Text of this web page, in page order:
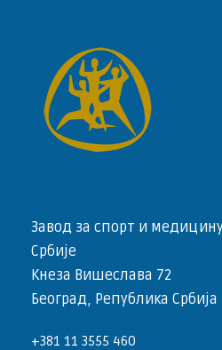
Завод за спорт и
Србије
Кнеза Вишеслава 72
Београд, Република Србија
+381 11 3555 460